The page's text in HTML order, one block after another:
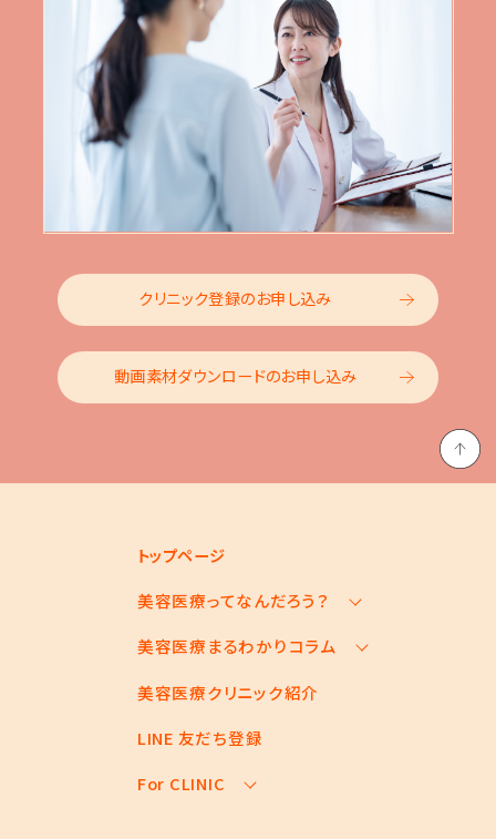
クリニック登録のお申し込み
動画素材ダウンロードのお申し込み
トップページ
美容医療ってなんだろう？
美容医療の基本情報
美容医療のスケジュール
美容医療まるわかりコラム
お悩みからコラムをさがす
コラム一覧
美容医療クリニック紹介
LINE 友だち登録
For CLINIC